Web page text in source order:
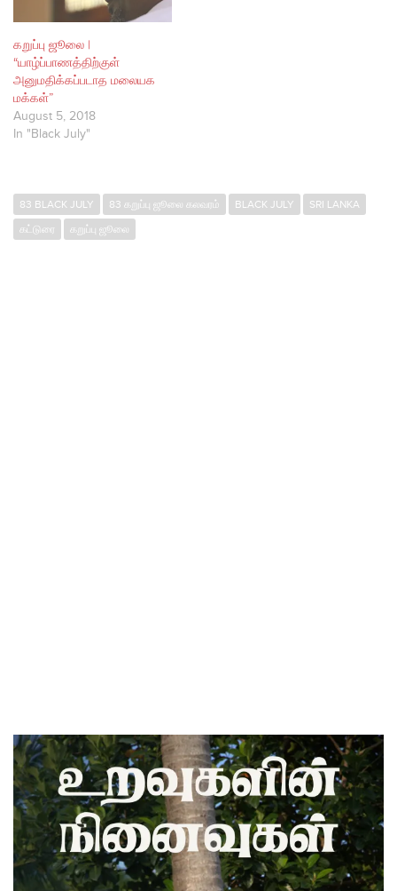
கறுப்பு ஜூலை |
“யாழ்ப்பாணத்திற்குள்
அனுமதிக்கப்படாத மலையக
மக்கள்”
August 5, 2018
In "Black July"
83 BLACK JULY 83 கறுப்பு ஜூலை கலவரம் BLACK JULY
SRI LANKA
கட்டுரை
கறுப்பு ஜூலை